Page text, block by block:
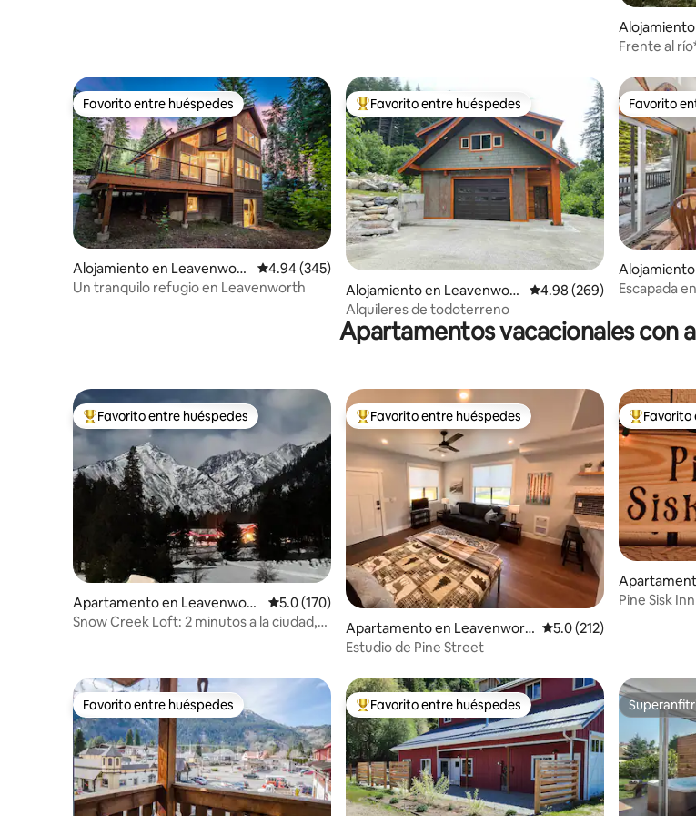
Frente al
Favorito entre huéspedes
Favorito entre huéspedes
Alojamiento en Leavenwort
h
Calificación promedio: 4.94 de 5, 345 reseñas
4.94 (345)
Un tranquilo refugio en Leavenworth
Favorito entre huéspedes preferido
Favorito entre huéspedes
Alojamiento en Leavenwort
h
Calificación promedio:
4.98 (269)
Alquileres de todoterreno
Favorito
Favorito
h
Escapada
Apartamentos vacacionales con
Favorito entre huéspedes preferido
Favorito entre huéspedes
Apartamento en Leavenwort
h
Calificación promedio: 5.0 de 5, 170 reseñas
5.0 (170)
Snow Creek Loft: 2 minutos a la ciudad,
Favorito entre huéspedes preferido
Favorito entre huéspedes
Apartamento en Leavenwort
h
Calificación promedio:
5.0 (212)
Estudio de Pine Street
Favorito
Favorito
rth
Pine Sisk Inn
Favorito entre huéspedes
Favorito entre huéspedes Favorito entre huéspedes preferido
Favorito entre huéspedes